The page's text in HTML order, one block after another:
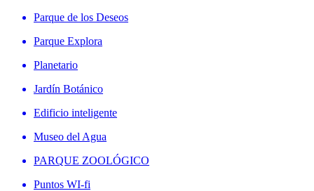
Parque de los Deseos
Parque Explora
Planetario
Jardín Botánico
Edificio inteligente
Museo del Agua
PARQUE ZOOLÓGICO
Puntos WI-fi